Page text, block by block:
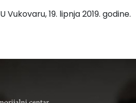
U Vukovaru, 19. lipnja 2019. godine.